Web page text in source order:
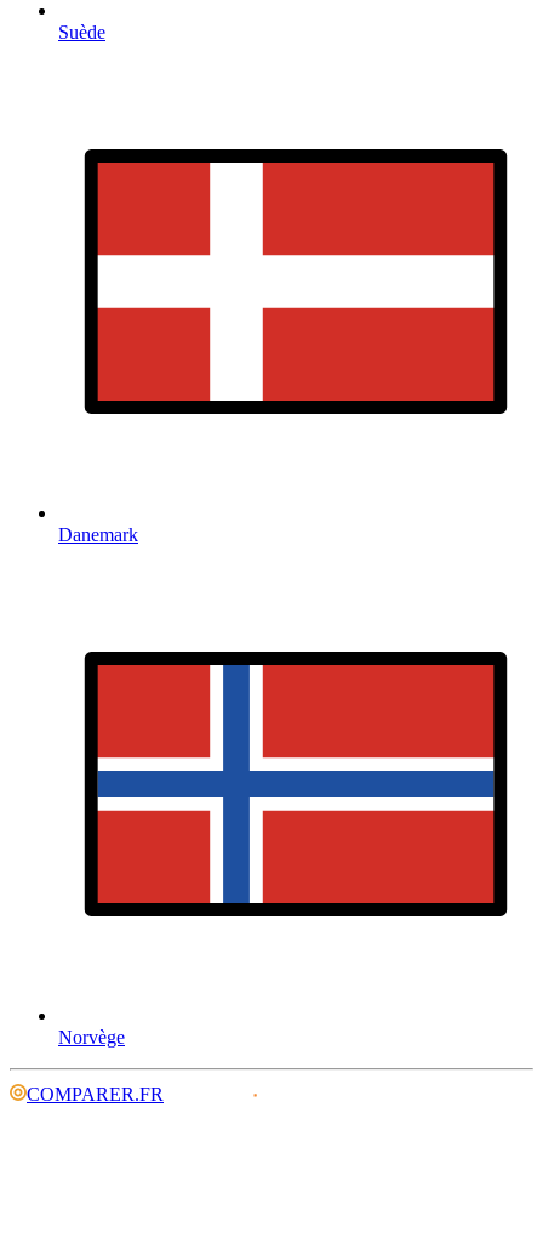
Suède
Danemark
Norvège
COMPARER.FR